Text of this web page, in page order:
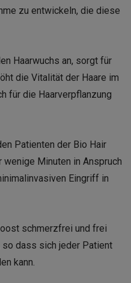
zu entwickeln, die diese
Haarwuchs an, sorgt für
die Vitalität der Haare im
für die Haarverpflanzung
Patienten der Bio Hair
wenige Minuten in Anspruch
Eingriff in
schmerzfrei und frei
so dass sich jeder Patient
kann.